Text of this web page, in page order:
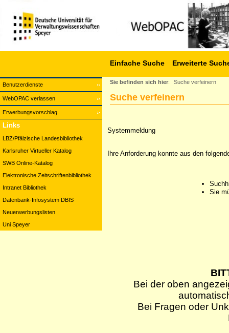
Benutzerdienste
WebOPAC verlassen
Erwerbungsvorschlag
Einfache Suche Erweiterte
Links
LBZ/Pfälzische Landesbibliothek
Karlsruher Virtueller Katalog
SWB Online-Katalog
Elektronische Zeitschriftenbibliothek
Intranet Bibliothek
Datenbank-Infosystem DBIS
Neuerwerbungslisten
Uni Speyer
Sie befinden sich hier: Suche verfeinern
Suche verfeinern
Systemmeldung
Ihre Anforderung konnte aus den
Sie
Bei der oben
Bei Fragen oder